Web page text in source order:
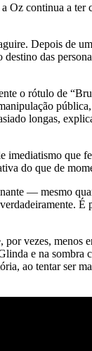
continua a
Depois de
das
o rótulo de
longas,
imediatismo
do que de
— mesmo
vezes,
e na
ao tentar ser